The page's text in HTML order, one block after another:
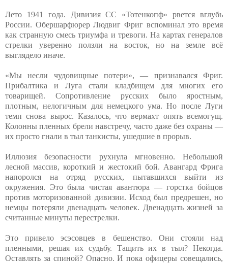
Лето 1941 года. Дивизия СС «Тотенкопф» рвется вглубь
России. Обершарфюрер Людвиг Фриг вспоминал это время
как странную смесь триумфа и тревоги. На картах генералов
стрелки уверенно ползли на восток, но на земле всё
выглядело иначе.
«Мы несли чудовищные потери», — признавался Фриг.
Прибалтика и Луга стали кладбищем для многих его
товарищей. Сопротивление русских было яростным,
плотным, нелогичным для немецкого ума. Но после Луги
темп снова вырос. Казалось, что вермахт опять всемогущ.
Колонны пленных брели навстречу, часто даже без охраны —
их просто гнали в тыл танкисты, ушедшие в прорыв.
Иллюзия безопасности рухнула мгновенно. Небольшой
лесной массив, короткий и жестокий бой. Авангард Фрига
напоролся на отряд русских, пытавшихся выйти из
окружения. Это была чистая авантюра — горстка бойцов
против моторизованной дивизии. Исход был предрешен, но
немцы потеряли двенадцать человек. Двенадцать жизней за
считанные минуты перестрелки.
Это привело эсэсовцев в бешенство. Они стояли над
пленными, решая их судьбу. Тащить их в тыл? Некогда.
Оставлять за спиной? Опасно. И пока офицеры совещались,